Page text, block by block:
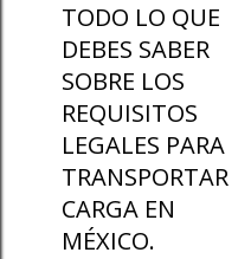
TODO LO QUE
DEBES SABER
SOBRE LOS
REQUISITOS
LEGALES PARA
TRANSPORTAR
CARGA EN
MÉXICO.